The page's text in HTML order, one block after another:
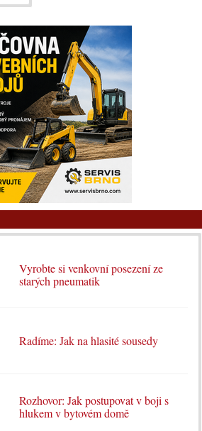
Vyrobte si venkovní posezení ze
starých pneumatik
Radíme: Jak na hlasité sousedy
Rozhovor: Jak postupovat v boji s
hlukem v bytovém domě